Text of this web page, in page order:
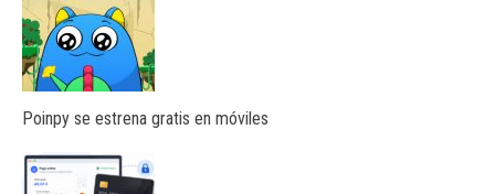
Poinpy se estrena gratis en móviles